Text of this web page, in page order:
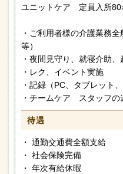
ユニットケア 定員入所80
・ご利用者様の介護業務
等）
・夜間見守り、就寝介助、
・レク、イベント実施
・記録（PC、タブレット、
・チームケア スタッフの
待遇
・ 通勤交通費全額支給
・ 社会保険完備
・ 年次有給休暇